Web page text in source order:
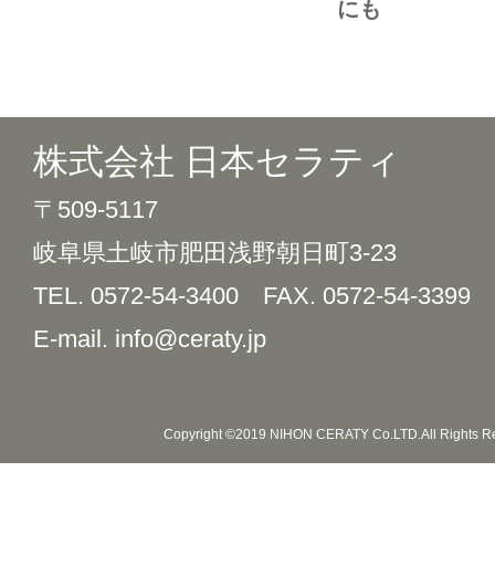
にも
株式会社 日本セラティ
〒509-5117
岐阜県土岐市肥田浅野朝日町3-23
TEL. 0572-54-3400 FAX. 0572-54-3399
E-mail. info@ceraty.jp
Copyright ©2019 NIHON CERATY Co.LTD.All Rights